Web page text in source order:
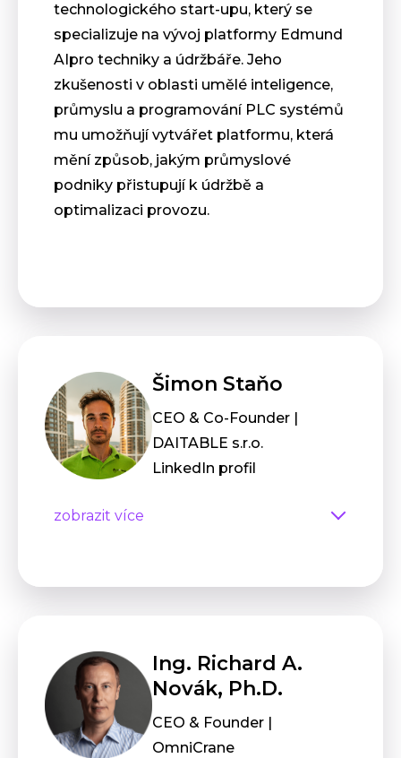
technologického start-upu, který se
specializuje na vývoj platformy Edmund
AIpro techniky a údržbáře. Jeho
zkušenosti v oblasti umělé inteligence,
průmyslu a programování PLC systémů
mu umožňují vytvářet platformu, která
mění způsob, jakým průmyslové
podniky přistupují k údržbě a
optimalizaci provozu.
Šimon Staňo
CEO & Co-Founder |
DAITABLE s.r.o.
LinkedIn profil
zobrazit více
Ing. Richard A.
Novák, Ph.D.
CEO & Founder |
OmniCrane